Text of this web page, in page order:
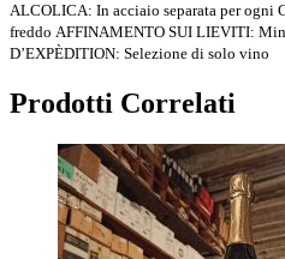
ALCOLICA: In acciaio separata per ogni
freddo AFFINAMENTO SUI LIEVITI:
D’EXPÈDITION: Selezione di solo vino
Prodotti Correlati